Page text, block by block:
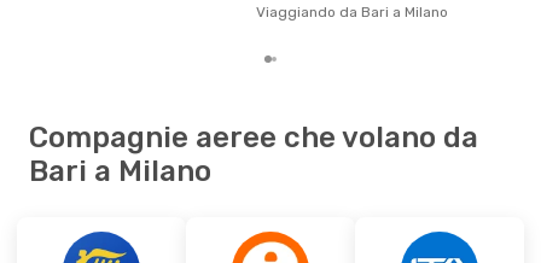
Viaggiando da Bari a Milano
Compagnie aeree che volano da
Bari a Milano